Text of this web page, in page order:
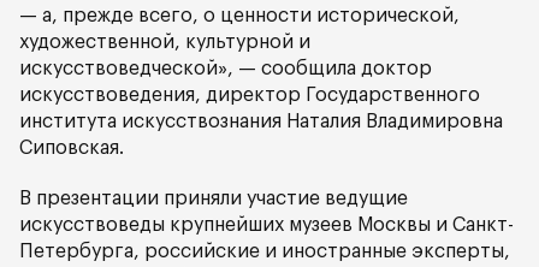
— а, прежде всего, о ценности исторической,
художественной, культурной и
искусствоведческой», — сообщила доктор
искусствоведения, директор Государственного
института искусствознания Наталия Владимировна
Сиповская.
В презентации приняли участие ведущие
искусствоведы крупнейших музеев Москвы и Санкт-
Петербурга, российские и иностранные эксперты,